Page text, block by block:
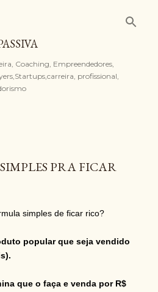
Coaching, Empreendedores,
profissional,
PRA FICAR
simples de ficar rico?
popular que seja vendido
que o faça e venda por R$